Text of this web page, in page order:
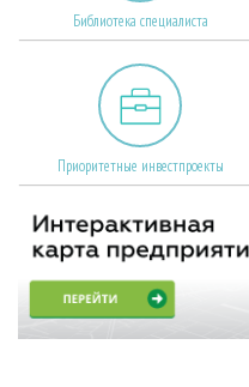
Библиотека специалиста
Приоритетные инвестпроекты